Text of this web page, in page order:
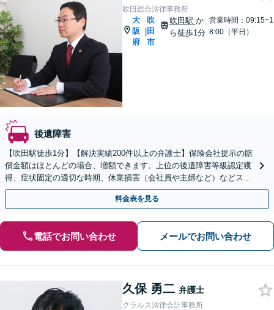
吹田総合法律事務所
大
阪
府
|
吹
田
市
吹田駅 か
ら徒歩1分
営業時間：09:15~1
8:00（平日）
後遺障害
【吹田駅徒歩1分】【解決実績200件以上の弁護士】保険会社提示の賠
償金額はほとんどの場合、増額できます。上位の後遺障害等級認定獲
得、症状固定の適切な時期、休業損害（会社員や主婦など）などスピ
ード対応！一人で対応せず、ご相談ください。
料金表を見る
電話でお問い合わせ メールでお問い合わせ
久保 勇二 弁護士
クラルス法律会計事務所